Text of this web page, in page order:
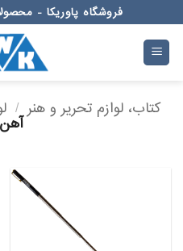
to
content
فروشگاه پاوریکا -
کتاب، لوازم تحریر و هنر /
آهن